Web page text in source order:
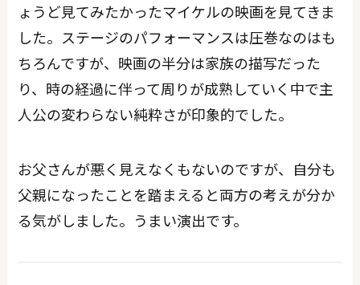
ょうど見てみたかったマイケルの映画を見てきま
した。ステージのパフォーマンスは圧巻なのはも
ちろんですが、映画の半分は家族の描写だった
り、時の経過に伴って周りが成熟していく中で主
人公の変わらない純粋さが印象的でした。
お父さんが悪く見えなくもないのですが、自分も
父親になったことを踏まえると両方の考えが分か
る気がしました。うまい演出です。